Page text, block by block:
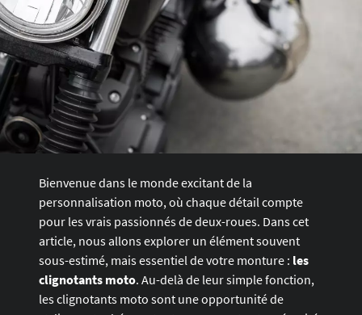
Bienvenue dans le monde excitant de la
personnalisation moto, où chaque détail compte
pour les vrais passionnés de deux-roues. Dans cet
article, nous allons explorer un élément souvent
sous-estimé, mais essentiel de votre monture : les
clignotants moto. Au-delà de leur simple fonction,
les clignotants moto sont une opportunité de